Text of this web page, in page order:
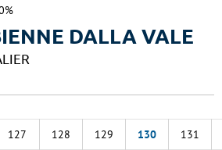
DALLA VALE
127 128 129 130 131